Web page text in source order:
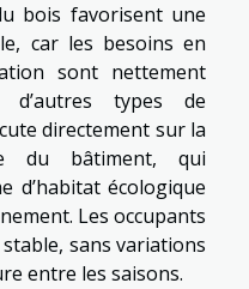
bois favorisent une
car les besoins en
sont nettement
types de
directement sur la
du bâtiment, qui
d’habitat écologique
Les occupants
sans variations
entre les saisons.